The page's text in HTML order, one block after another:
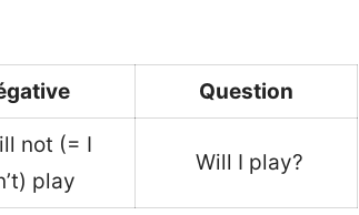
Question
not (= I
play_
Will I play?